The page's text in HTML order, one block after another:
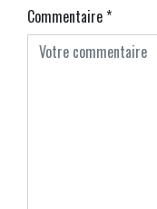
Commentaire*